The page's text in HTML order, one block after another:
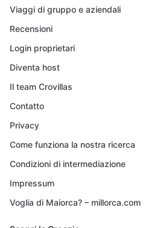
Viaggi di gruppo e aziendali
Recensioni
Login proprietari
Diventa host
Il team Crovillas
Contatto
Privacy
Come funziona la nostra ricerca
Condizioni di intermediazione
Impressum
Voglia di Maiorca? – millorca.com